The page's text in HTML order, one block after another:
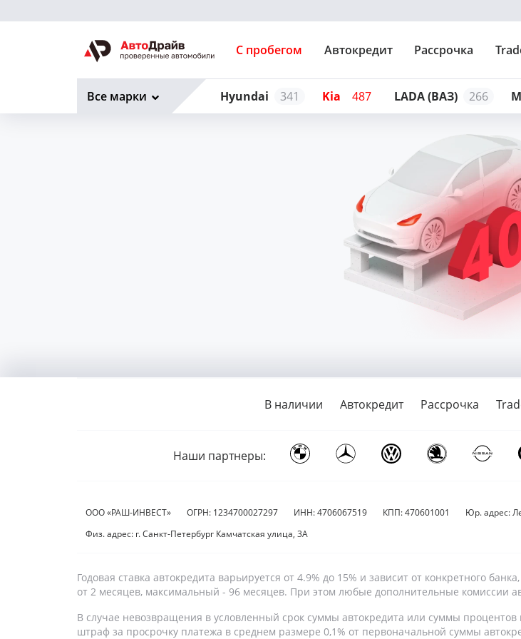
С пробегом Автокредит Рассрочка
Hyundai 341 Kia 487 LADA (ВАЗ) 266
Все марки
В наличии Автокредит Рассрочка
Наши партнеры:
ООО «РАШ-ИНВЕСТ» ОГРН: 1234700027297 ИНН: 4706067519 КПП: 470601001
Юр. адрес:
Физ. адрес: г. Санкт-Петербург Камчатская улица, 3А
Годовая ставка автокредита варьируется от 4.9% до 15% и зависит от конкретного
от 2 месяцев, максимальный - 96 месяцев. При этом любые дополнительные комиссии
В случае невозвращения в условленный срок суммы автокредита или суммы процентов
штраф за просрочку платежа в среднем размере 0,1% от первоначальной суммы